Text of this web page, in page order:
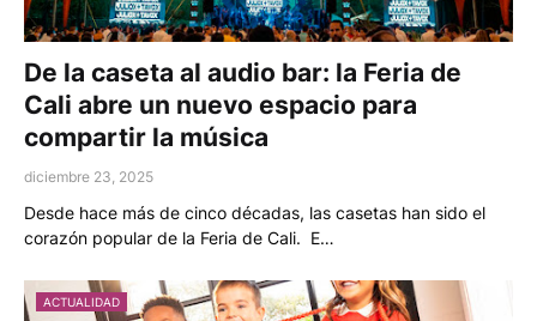
De la caseta al audio bar: la Feria de
Cali abre un nuevo espacio para
compartir la música
diciembre 23, 2025
Desde hace más de cinco décadas, las casetas han sido el
corazón popular de la Feria de Cali. E…
ACTUALIDAD